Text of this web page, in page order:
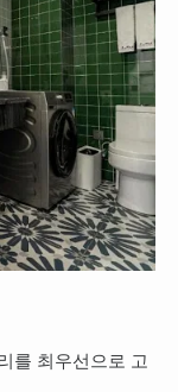
를 최우선으로 고